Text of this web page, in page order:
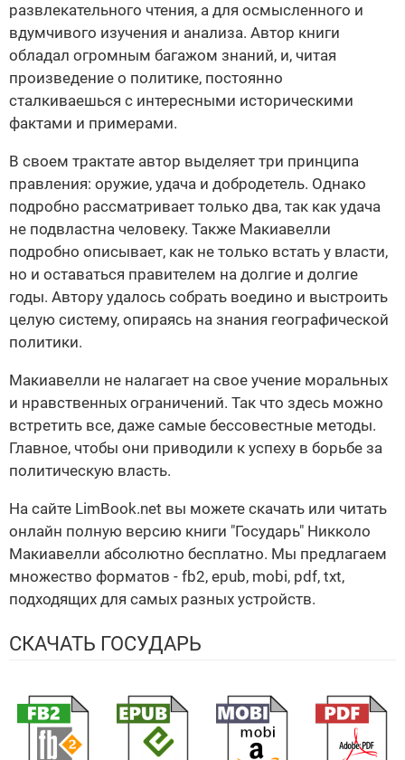
развлекательного чтения, а для осмысленного и
вдумчивого изучения и анализа. Автор книги
обладал огромным багажом знаний, и, читая
произведение о политике, постоянно
сталкиваешься с интересными историческими
фактами и примерами.
В своем трактате автор выделяет три принципа
правления: оружие, удача и добродетель. Однако
подробно рассматривает только два, так как удача
не подвластна человеку. Также Макиавелли
подробно описывает, как не только встать у власти,
но и оставаться правителем на долгие и долгие
годы. Автору удалось собрать воедино и выстроить
целую систему, опираясь на знания географической
политики.
Макиавелли не налагает на свое учение моральных
и нравственных ограничений. Так что здесь можно
встретить все, даже самые бессовестные методы.
Главное, чтобы они приводили к успеху в борьбе за
политическую власть.
На сайте LimBook.net вы можете скачать или читать
онлайн полную версию книги "Государь" Никколо
Макиавелли абсолютно бесплатно. Мы предлагаем
множество форматов - fb2, epub, mobi, pdf, txt,
подходящих для самых разных устройств.
СКАЧАТЬ ГОСУДАРЬ